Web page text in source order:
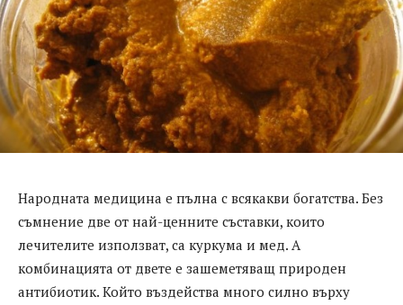
Народната медицина е пълна с всякакви богатства. Без
съмнение две от най-ценните съставки, които
лечителите използват, са куркума и мед. А
комбинацията от двете е зашеметяващ природен
антибиотик. Който въздейства много силно върху